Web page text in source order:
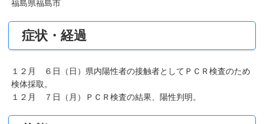
福島県福島市
症状・経過
１２月 ６日（日）県内陽性者の接触者としてＰＣＲ検査のため
検体採取。
１２月 ７日（月）ＰＣＲ検査の結果、陽性判明。